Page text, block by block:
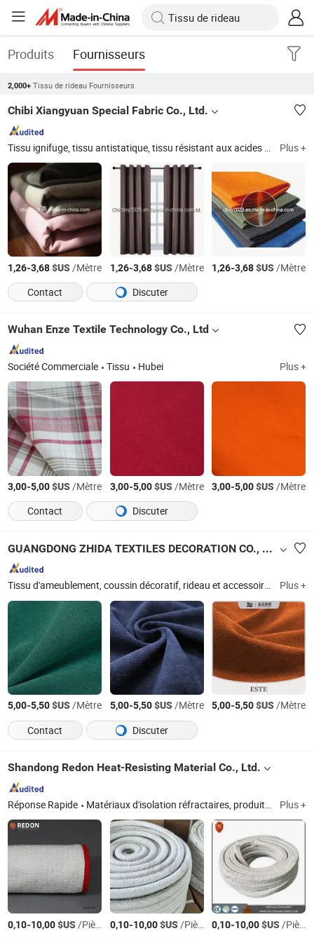
Produits Fournisseurs
2,000+ Tissu de rideau Fournisseurs
Chibi Xiangyuan Special Fabric Co., Ltd.
Tissu ignifuge, tissu antistatique, tissu résistant aux acides et aux alcalins, tissu de travail, 100% tissu en coton, tissu Fr, textile, tissu fonctionnel Plus +
1,26-3,68$US/Mètre 1,26-3,68$US/Mètre 1,26-3,68$US/Mètre
Contact
Discuter
Wuhan Enze Textile Technology Co., Ltd
Société Commerciale Tissu Hubei Plus +
3,00-5,00$US/Mètre 3,00-5,00$US/Mètre 3,00-5,00$US/Mètre
Contact
Discuter
GUANGDONG ZHIDA TEXTILES DECORATION CO., LTD.
Tissu d'ameublement, coussin décoratif, rideau et accessoires, mobilier, textiles d'intérieur Plus +
5,00-5,50$US/Mètre 5,00-5,50$US/Mètre 5,00-5,50$US/Mètre
Contact
Discuter
Shandong Redon Heat-Resisting Material Co., Ltd.
Réponse Rapide Matériaux d'isolation réfractaires, produits en fibre céramique, produits en fibre de verre, produits en fibre d'alumine polycristalline, produits en fibre de zirconium Plus +
0,10-10,00$US/Pièce 0,10-10,00$US/Pièce 0,10-10,00$US/Pièce